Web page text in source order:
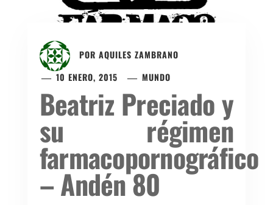
POR AQUILES ZAMBRANO
10 ENERO, 2015
MUNDO
Beatriz Preciado y
su régimen
farmacopornográfico
– Andén 80